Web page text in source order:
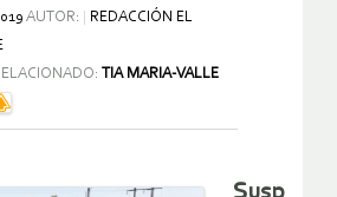
AUTOR:
REDACCIÓN EL
TIA MARIA-VALLE